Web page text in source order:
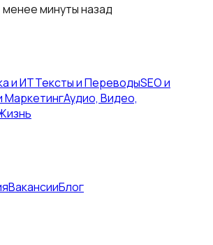
менее минуты назад
и ИТТексты и ПереводыSEO и
МаркетингАудио, Видео,
ВакансииБлог